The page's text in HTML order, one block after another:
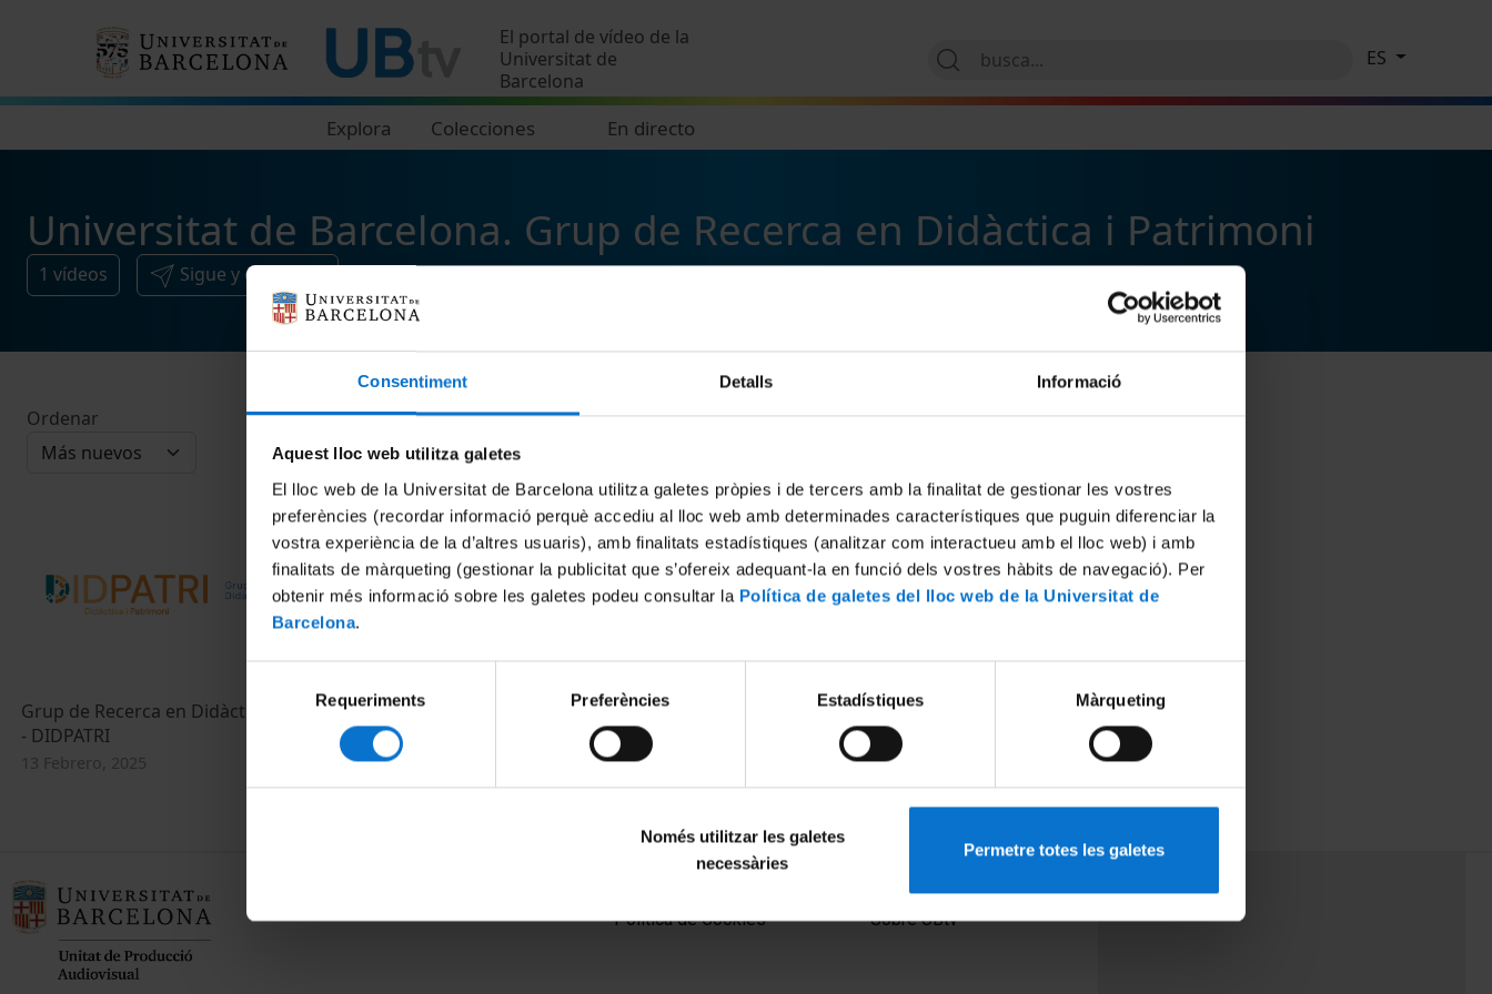
Consentiment Detalls Informació
Aquest lloc web utilitza galetes
El lloc web de la Universitat de Barcelona utilitza galetes pròpies i de tercers amb la finalitat de gestionar les vostres
preferències (recordar informació perquè accediu al lloc web amb determinades característiques que puguin diferenciar la
vostra experiència de la d’altres usuaris), amb finalitats estadístiques (analitzar com interactueu amb el lloc web) i amb
finalitats de màrqueting (gestionar la publicitat que s’ofereix adequant-la en funció dels vostres hàbits de navegació). Per
obtenir més informació sobre les galetes podeu consultar la Política de galetes del lloc web de la Universitat de
Barcelona.
consentiment
Requeriments Preferències Estadístiques Màrqueting
Només utilitzar les galetes
necessàries
Permetre totes les galetes
El portal de vídeo de la
Universitat de
Barcelona
Explora Colecciones En directo
ES
Universitat de Barcelona. Grup de Recerca en Didàctica i Patrimoni
1 vídeos Sigue y comparte
Ordenar
Grup de Recerca en Didàctica i Patrimoni
- DIDPATRI
13 Febrero, 2025
Política de Cookies
Sobre UBtv